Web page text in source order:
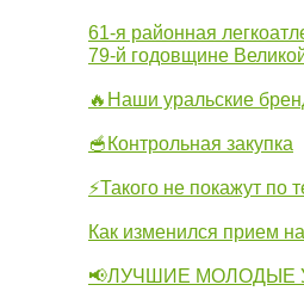
61-я районная
79-й годовщине
🔥Наши уральские
🥣Контрольная закупка
⚡Такого не покажут по
Как изменился прием
📢ЛУЧШИЕ МОЛОДЫЕ